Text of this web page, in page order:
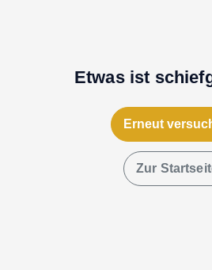
Etwas ist
Erneut
Zur